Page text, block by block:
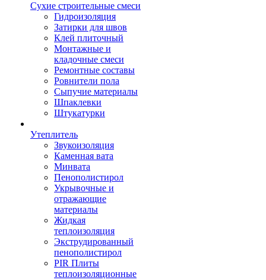
Сухие строительные смеси
Гидроизоляция
Затирки для швов
Клей плиточный
Монтажные и
кладочные смеси
Ремонтные составы
Ровнители пола
Сыпучие материалы
Шпаклевки
Штукатурки
Утеплитель
Звукоизоляция
Каменная вата
Минвата
Пенополистирол
Укрывочные и
отражающие
материалы
Жидкая
теплоизоляция
Экструдированный
пенополистирол
PIR Плиты
теплоизоляционные